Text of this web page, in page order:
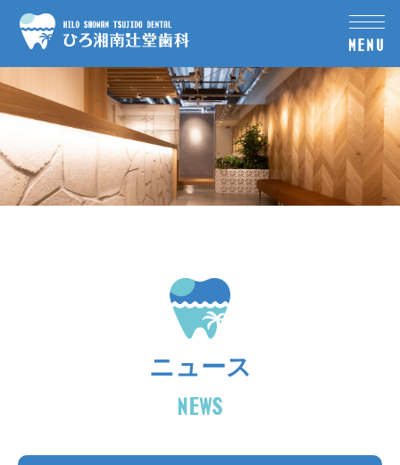
MENU
ニュース